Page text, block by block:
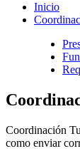
Inicio
Coordinación
como enviar